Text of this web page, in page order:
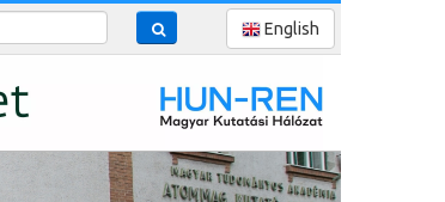
English